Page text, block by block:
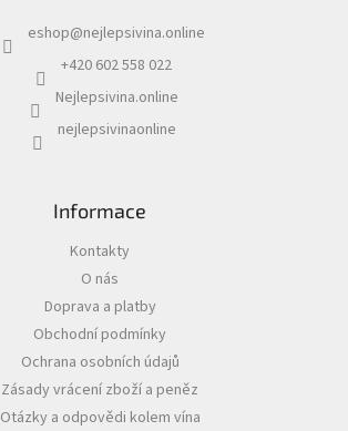
eshop@nejlepsivina.online
+420 602 558 022
Nejlepsivina.online
nejlepsivinaonline
Informace
Kontakty
O nás
Doprava a platby
Obchodní podmínky
Ochrana osobních údajů
Zásady vrácení zboží a peněz
Otázky a odpovědi kolem vína